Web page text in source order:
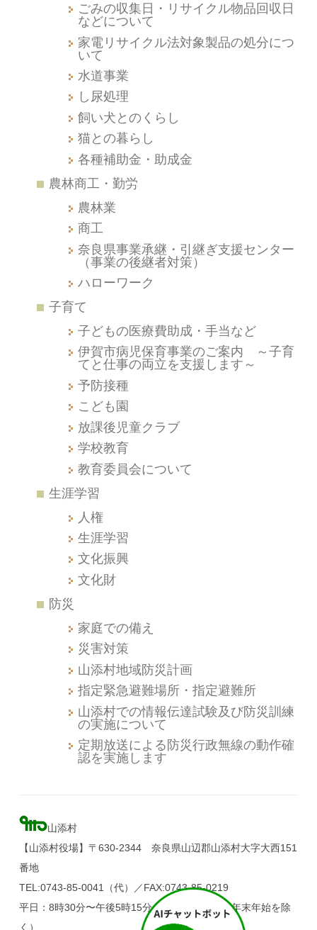
ごみの収集日・リサイクル物品回収日
などについて
家電リサイクル法対象製品の処分につ
いて
水道事業
し尿処理
飼い犬とのくらし
猫との暮らし
各種補助金・助成金
農林商工・勤労
農林業
商工
奈良県事業承継・引継ぎ支援センター
（事業の後継者対策）
ハローワーク
子育て
子どもの医療費助成・手当など
伊賀市病児保育事業のご案内 ～子育
てと仕事の両立を支援します～
予防接種
こども園
放課後児童クラブ
学校教育
教育委員会について
生涯学習
人権
生涯学習
文化振興
文化財
防災
家庭での備え
災害対策
山添村地域防災計画
指定緊急避難場所・指定避難所
山添村での情報伝達試験及び防災訓練
の実施について
定期放送による防災行政無線の動作確
認を実施します
山添村
【山添村役場】〒630-2344 奈良県山辺郡山添村大字大西151
番地
TEL:0743-85-0041（代）／FAX:0743-85-0219
平日：8時30分〜午後5時15分（土・日・祝日、年末年始を除
く）